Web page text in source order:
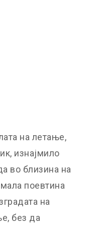
на летање,
изнајмило
во близина на
поевтина
на
без да